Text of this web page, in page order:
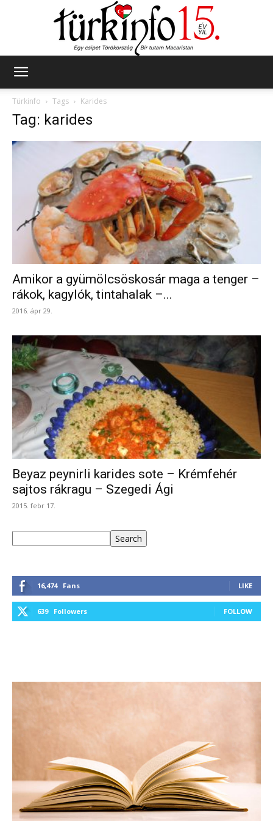
Türkinfo
Tags Karides
Tag: karides
Amikor a gyümölcsöskosár maga a tenger –
rákok, kagylók, tintahalak –...
2016. ápr 29.
Beyaz peynirli karides sote – Krémfehér
sajtos rákragu – Szegedi Ági
2015. febr 17.
Search
16,474 Fans LIKE
639 Followers FOLLOW